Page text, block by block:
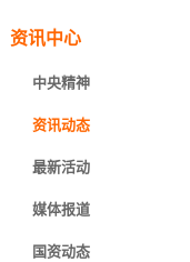
资讯中心
中央精神
资讯动态
最新活动
媒体报道
国资动态